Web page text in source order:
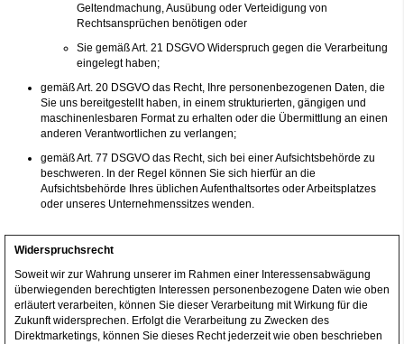
Geltendmachung, Ausübung oder Verteidigung von
Rechtsansprüchen benötigen oder
Sie gemäß Art. 21 DSGVO Widerspruch gegen die Verarbeitung
eingelegt haben;
gemäß Art. 20 DSGVO das Recht, Ihre personenbezogenen Daten, die
Sie uns bereitgestellt haben, in einem strukturierten, gängigen und
maschinenlesbaren Format zu erhalten oder die Übermittlung an einen
anderen Verantwortlichen zu verlangen;
gemäß Art. 77 DSGVO das Recht, sich bei einer Aufsichtsbehörde zu
beschweren. In der Regel können Sie sich hierfür an die
Aufsichtsbehörde Ihres üblichen Aufenthaltsortes oder Arbeitsplatzes
oder unseres Unternehmenssitzes wenden.
Widerspruchsrecht
Soweit wir zur Wahrung unserer im Rahmen einer Interessensabwägung
überwiegenden berechtigten Interessen personenbezogene Daten wie oben
erläutert verarbeiten, können Sie dieser Verarbeitung mit Wirkung für die
Zukunft widersprechen. Erfolgt die Verarbeitung zu Zwecken des
Direktmarketings, können Sie dieses Recht jederzeit wie oben beschrieben